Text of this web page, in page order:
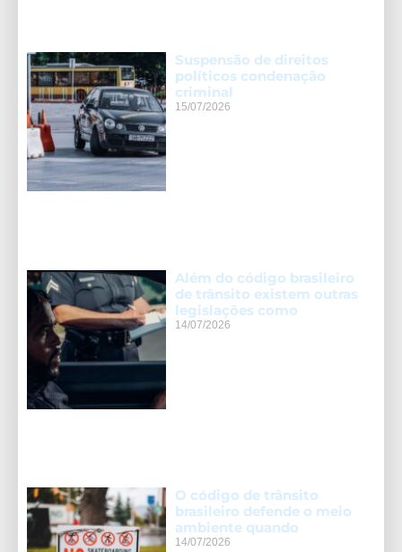
Suspensão de direitos
políticos condenação
criminal
15/07/2026
Além do código brasileiro
de trânsito existem outras
legislações como
14/07/2026
O código de trânsito
brasileiro defende o meio
ambiente quando
14/07/2026